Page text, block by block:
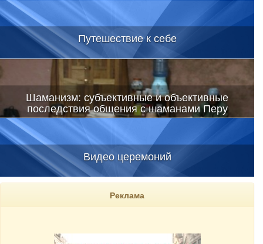
Путешествие к себе
Шаманизм: субъективные и объективные
последствия общения с шаманами Перу
Видео церемоний
Реклама